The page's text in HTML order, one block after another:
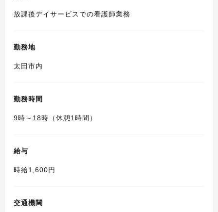
放課後デイサービスでの看護師業務
勤務地
太田市内
勤務時間
9時～18時（休憩1時間）
給与
時給1,600円
交通機関